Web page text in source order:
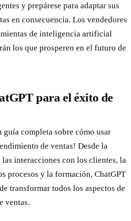
y prepárese para adaptar sus
en consecuencia. Los vendedores
de inteligencia artificial
los que prosperen en el futuro de
para el éxito de
guía completa sobre cómo usar
de ventas! Desde la
las interacciones con los clientes, la
procesos y la formación, ChatGPT
transformar todos los aspectos de
ventas.